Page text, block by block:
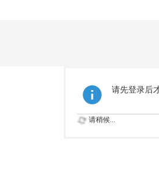
请先登录后
请稍候...